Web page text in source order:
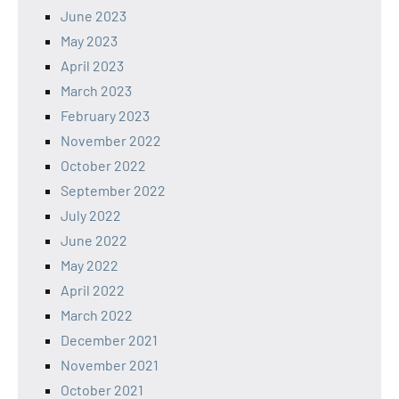
June 2023
May 2023
April 2023
March 2023
February 2023
November 2022
October 2022
September 2022
July 2022
June 2022
May 2022
April 2022
March 2022
December 2021
November 2021
October 2021